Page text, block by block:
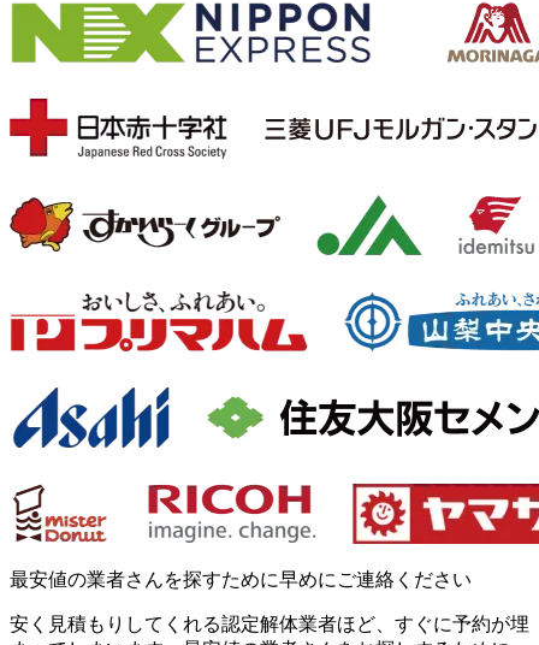
最安値の業者さんを探すために早めにご連絡ください
安く見積もりしてくれる認定解体業者ほど、すぐに予約が埋